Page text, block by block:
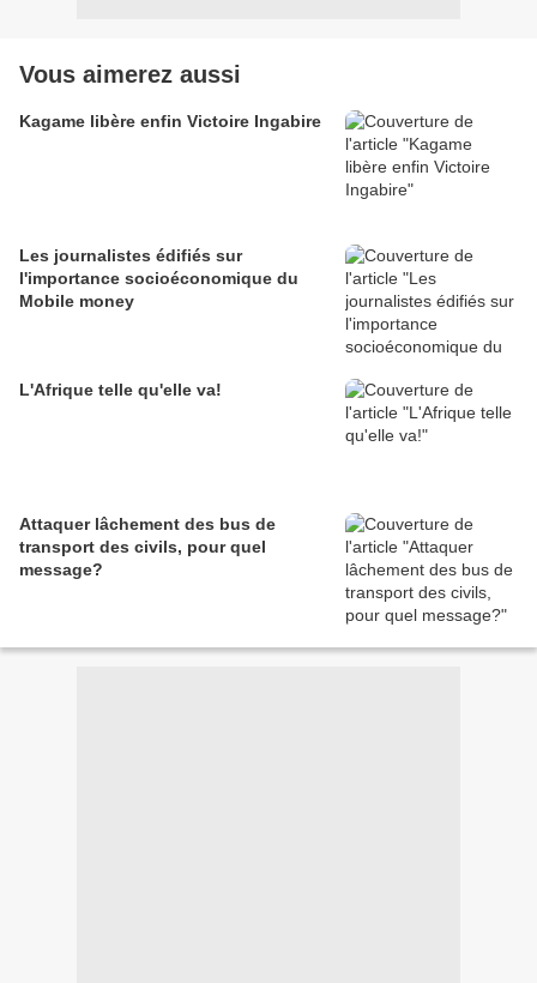
Vous aimerez aussi
Kagame libère enfin Victoire Ingabire
Les journalistes édifiés sur
l'importance socioéconomique du
Mobile money
L'Afrique telle qu'elle va!
Attaquer lâchement des bus de
transport des civils, pour quel
message?